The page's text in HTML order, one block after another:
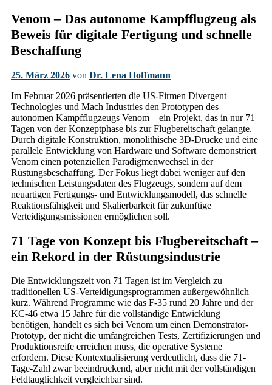
Venom – Das autonome Kampfflugzeug als
Beweis für digitale Fertigung und schnelle
Beschaffung
25. März 2026 von Dr. Lena Hoffmann
Im Februar 2026 präsentierten die US-Firmen Divergent
Technologies und Mach Industries den Prototypen des
autonomen Kampfflugzeugs Venom – ein Projekt, das in nur 71
Tagen von der Konzeptphase bis zur Flugbereitschaft gelangte.
Durch digitale Konstruktion, monolithische 3D-Drucke und eine
parallele Entwicklung von Hardware und Software demonstriert
Venom einen potenziellen Paradigmenwechsel in der
Rüstungsbeschaffung. Der Fokus liegt dabei weniger auf den
technischen Leistungsdaten des Flugzeugs, sondern auf dem
neuartigen Fertigungs- und Entwicklungsmodell, das schnelle
Reaktionsfähigkeit und Skalierbarkeit für zukünftige
Verteidigungsmissionen ermöglichen soll.
71 Tage von Konzept bis Flugbereitschaft –
ein Rekord in der Rüstungsindustrie
Die Entwicklungszeit von 71 Tagen ist im Vergleich zu
traditionellen US-Verteidigungsprogrammen außergewöhnlich
kurz. Während Programme wie das F-35 rund 20 Jahre und der
KC-46 etwa 15 Jahre für die vollständige Entwicklung
benötigen, handelt es sich bei Venom um einen Demonstrator-
Prototyp, der nicht die umfangreichen Tests, Zertifizierungen und
Produktionsreife erreichen muss, die operative Systeme
erfordern. Diese Kontextualisierung verdeutlicht, dass die 71-
Tage-Zahl zwar beeindruckend, aber nicht mit der vollständigen
Feldtauglichkeit vergleichbar sind.